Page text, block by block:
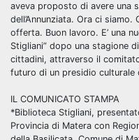
aveva proposto di avere una
dell’Annunziata. Ora ci
offerta. Buon lavoro. E’ una
Stigliani” dopo una stagione
cittadini, attraverso il
futuro di un presidio culturale
IL COMUNICATO STAMPA
*Biblioteca Stigliani,
Provincia di Matera con